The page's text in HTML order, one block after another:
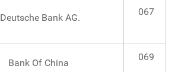
Deutsche Bank AG.
067
Bank Of China
069